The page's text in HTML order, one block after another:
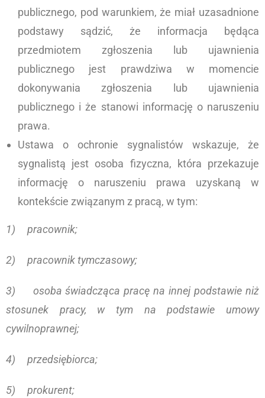
publicznego, pod warunkiem, że miał uzasadnione
podstawy sądzić, że informacja będąca
przedmiotem zgłoszenia lub ujawnienia
publicznego jest prawdziwa w momencie
dokonywania zgłoszenia lub ujawnienia
publicznego i że stanowi informację o naruszeniu
prawa.
Ustawa o ochronie sygnalistów wskazuje, że
sygnalistą jest osoba fizyczna, która przekazuje
informację o naruszeniu prawa uzyskaną w
kontekście związanym z pracą, w tym:
1) pracownik;
2) pracownik tymczasowy;
3) osoba świadcząca pracę na innej podstawie niż
stosunek pracy, w tym na podstawie umowy
cywilnoprawnej;
4) przedsiębiorca;
5) prokurent;